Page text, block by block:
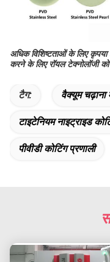
अधिक विशिष्टताओं के लिए
करने के लिए रॉयल टेक्नोलॉजी को
टैग: वैक्यूम चढ़ाना
टाइटेनियम नाइट्राइड
पीवीडी कोटिंग प्रणाली